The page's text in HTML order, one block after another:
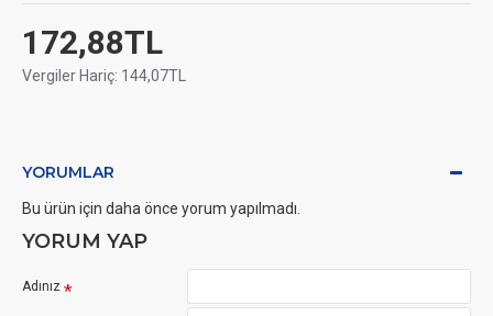
172,88TL
Vergiler Hariç: 144,07TL
YORUMLAR
Bu ürün için daha önce yorum yapılmadı.
YORUM YAP
Adınız